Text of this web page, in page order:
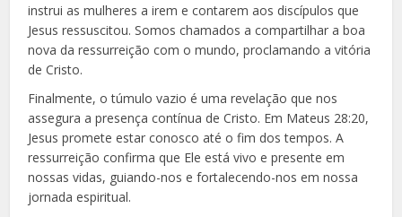
instrui as mulheres a irem e contarem aos discípulos que
Jesus ressuscitou. Somos chamados a compartilhar a boa
nova da ressurreição com o mundo, proclamando a vitória
de Cristo.
Finalmente, o túmulo vazio é uma revelação que nos
assegura a presença contínua de Cristo. Em Mateus 28:20,
Jesus promete estar conosco até o fim dos tempos. A
ressurreição confirma que Ele está vivo e presente em
nossas vidas, guiando-nos e fortalecendo-nos em nossa
jornada espiritual.